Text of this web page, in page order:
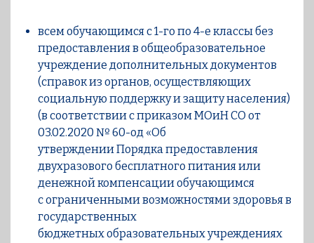
всем обучающимся с 1-го по 4-е классы без
предоставления в общеобразовательное
учреждение дополнительных документов
(справок из органов, осуществляющих
социальную поддержку и защиту населения)
(в соответствии с приказом МОиН СО от
03.02.2020 № 60-од «Об
утверждении Порядка предоставления
двухразового бесплатного питания или
денежной компенсации обучающимся
с ограниченными возможностями здоровья в
государственных
бюджетных образовательных учреждениях